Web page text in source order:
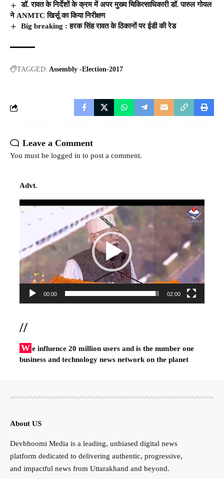
डॉ. रावत के निर्देशों के क्रम में अपर मुख्य चिकित्साधिकारी डॉ. पारुल गोयल
ने ANMTC खिर्सू का किया निरीक्षण
Big breaking : हरक सिंह रावत के ठिकानों पर ईडी की रेड
TAGGED: Assembly -Election-2017
Leave a Comment
You must be logged in to post a comment.
Advt.
Video
00:00 02:00
//
W e influence 20 million users and is the number one
business and technology news network on the planet
About US
Devbhoomi Media is a leading, unbiased digital news
platform dedicated to delivering authentic, progressive,
and impactful news from Uttarakhand and beyond.